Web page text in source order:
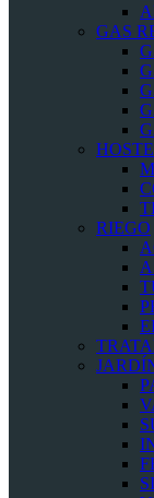
GAS
RIEGO